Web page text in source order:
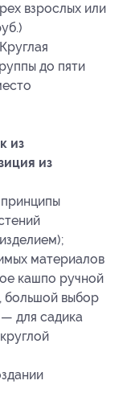
взрослых или
до пяти
из
из
материалов
кашпо ручной
большой выбор
для садика